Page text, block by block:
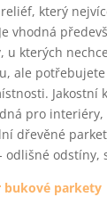
který
vhodná
u kterých
ale
Jakostní
pro interiéry,
dřevěné
odstíny,
bukové parkety